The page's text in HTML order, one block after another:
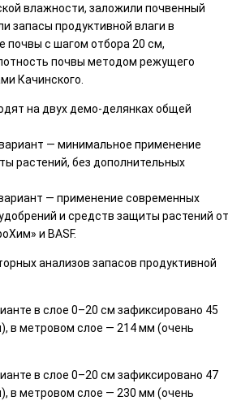
влажности, заложили почвенный
запасы продуктивной влаги в
почвы с шагом отбора 20 см,
почвы методом режущего
Качинского.
на двух демо-делянках общей
— минимальное применение
растений, без дополнительных
— применение современных
и средств защиты растений от
и BASF.
анализов запасов продуктивной
в слое 0–20 см зафиксировано 45
в метровом слое — 214 мм (очень
в слое 0–20 см зафиксировано 47
в метровом слое — 230 мм (очень